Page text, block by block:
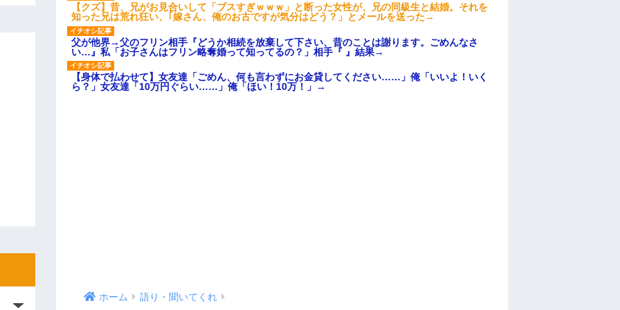
【クズ】昔、兄がお見合いして「ブスすぎｗｗｗ」と断った女性が、兄の同級生と結婚。それを
知った兄は荒れ狂い、｢嫁さん、俺のお古ですが気分はどう？」とメールを送った→
父が他界→父のフリン相手『どうか相続を放棄して下さい、昔のことは謝ります。ごめんなさ
い…』私「お子さんはフリン略奪婚って知ってるの？」相手『 』結果→
【身体で払わせて】女友達「ごめん、何も言わずにお金貸してください……」俺「いいよ！いく
ら？」女友達「10万円ぐらい……」俺「ほい！10万！」→
ホーム 語り・聞いてくれ